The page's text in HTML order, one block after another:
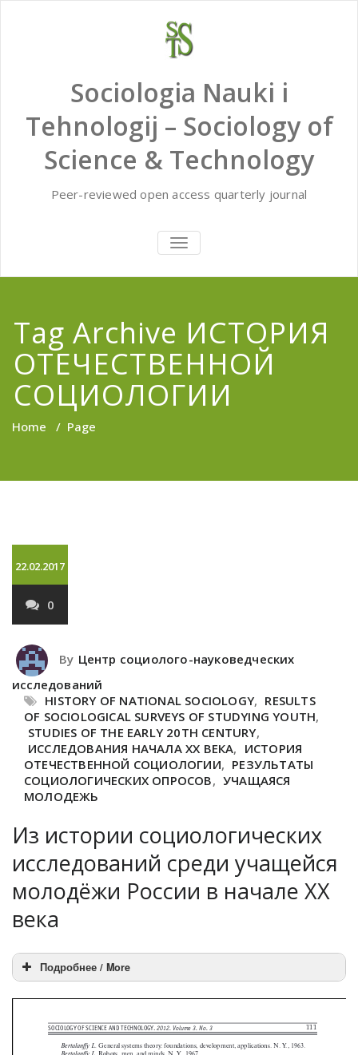
Sociologia Nauki i
Tehnologij – Sociology of
Science & Technology
Peer-reviewed open access quarterly journal
TOGGLE
NAVIGATION
Tag Archive ИСТОРИЯ
ОТЕЧЕСТВЕННОЙ
СОЦИОЛОГИИ
Home / Page
22.02.2017
0
By Центр социолого-науковедческих
исследований
HISTORY OF NATIONAL SOCIOLOGY, RESULTS
OF SOCIOLOGICAL SURVEYS OF STUDYING YOUTH,
STUDIES OF THE EARLY 20TH CENTURY,
ИССЛЕДОВАНИЯ НАЧАЛА XX ВЕКА, ИСТОРИЯ
ОТЕЧЕСТВЕННОЙ СОЦИОЛОГИИ, РЕЗУЛЬТАТЫ
СОЦИОЛОГИЧЕСКИХ ОПРОСОВ, УЧАЩАЯСЯ
МОЛОДЕЖЬ
Из истории социологических
исследований среди учащейся
молодёжи России в начале XX
века
Подробнее / More